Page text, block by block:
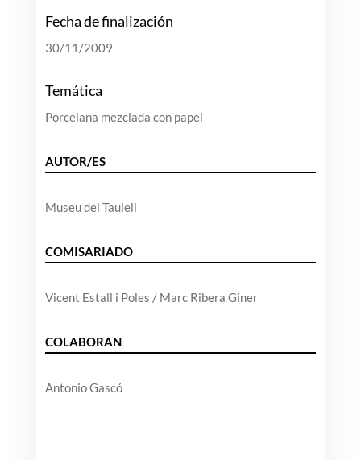
Fecha de finalización
30/11/2009
Temática
Porcelana mezclada con papel
AUTOR/ES
Museu del Taulell
COMISARIADO
Vicent Estall i Poles / Marc Ribera Giner
COLABORAN
Antonio Gascó